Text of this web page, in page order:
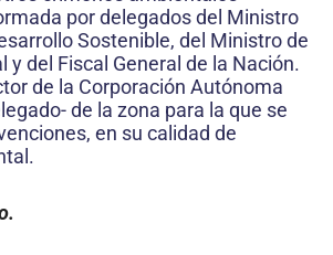
por delegados del Ministro
Sostenible, del Ministro de
y del Fiscal General de la Nación.
de la Corporación Autó­noma
de la zona para la que se
en su calidad de